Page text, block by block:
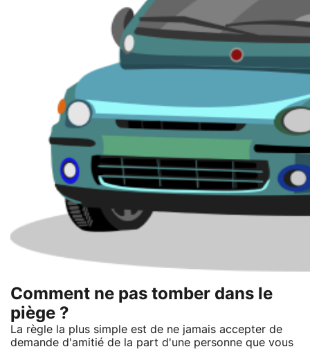
Comment ne pas tomber dans le
piège ?
La règle la plus simple est de ne jamais accepter de
demande d'amitié de la part d'une personne que vous